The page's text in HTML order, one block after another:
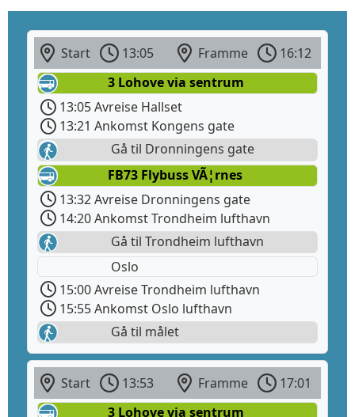
Start 13:05 Framme
16:12
3 Lohove via sentrum
13:05 Avreise Hallset
13:21 Ankomst Kongens gate
Gå til Dronningens gate
FB73 Flybuss VÃ¦rnes
13:32 Avreise Dronningens gate
14:20 Ankomst Trondheim lufthavn
Gå til Trondheim lufthavn
Oslo
15:00 Avreise Trondheim lufthavn
15:55 Ankomst Oslo lufthavn
Gå til målet
Start 13:53 Framme
17:01
3 Lohove via sentrum